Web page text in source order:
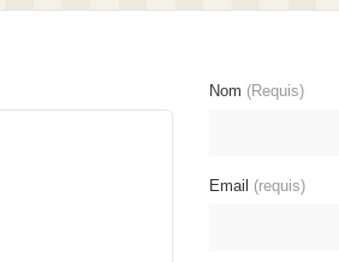
Nom (Requis)
Email (requis)